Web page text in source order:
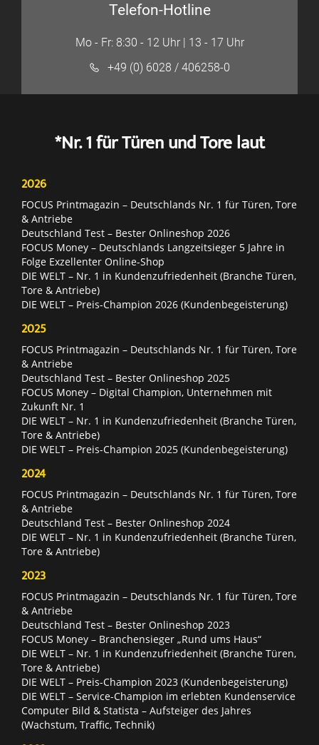
Telefon-Hotline
Mo - Fr: 8:30 - 12 Uhr | 13 - 17 Uhr
+49 (0) 6028 / 406258-0
*Nr. 1 für Türen und Tore laut
2026
FOCUS Printmagazin – Deutschlands Nr. 1 für Türen, Tore
& Antriebe
Deutschland Test – Bester Onlineshop 2026
FOCUS Money – Deutschlands Langzeitsieger 5 Jahre in
Folge Exzellenter Online-Shop
DIE WELT – Nr. 1 in Kundenzufriedenheit (Branche Türen,
Tore & Antriebe)
DIE WELT – Preis-Champion 2026 (Kundenbegeisterung)
2025
FOCUS Printmagazin – Deutschlands Nr. 1 für Türen, Tore
& Antriebe
Deutschland Test – Bester Onlineshop 2025
FOCUS Money – Digital Champion, Unternehmen mit
Zukunft Nr. 1
DIE WELT – Nr. 1 in Kundenzufriedenheit (Branche Türen,
Tore & Antriebe)
DIE WELT – Preis-Champion 2025 (Kundenbegeisterung)
2024
FOCUS Printmagazin – Deutschlands Nr. 1 für Türen, Tore
& Antriebe
Deutschland Test – Bester Onlineshop 2024
DIE WELT – Nr. 1 in Kundenzufriedenheit (Branche Türen,
Tore & Antriebe)
2023
FOCUS Printmagazin – Deutschlands Nr. 1 für Türen, Tore
& Antriebe
Deutschland Test – Bester Onlineshop 2023
FOCUS Money – Branchensieger „Rund ums Haus“
DIE WELT – Nr. 1 in Kundenzufriedenheit (Branche Türen,
Tore & Antriebe)
DIE WELT – Preis-Champion 2023 (Kundenbegeisterung)
DIE WELT – Service-Champion im erlebten Kundenservice
Computer Bild & Statista – Aufsteiger des Jahres
(Wachstum, Traffic, Technik)